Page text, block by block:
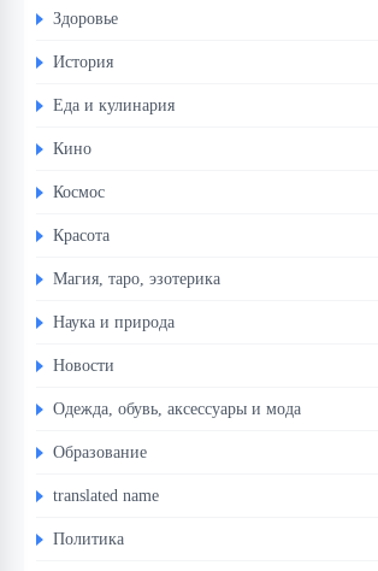
Здоровье
История
Еда и кулинария
Кино
Космос
Красота
Магия, таро, эзотерика
Наука и природа
Новости
Одежда, обувь, аксессуары и мода
Образование
translated name
Политика